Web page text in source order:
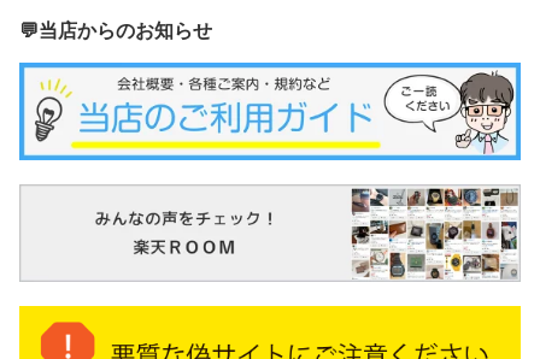
💬当店からのお知らせ